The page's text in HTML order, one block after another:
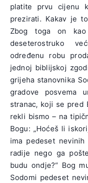
platite prvu cijenu
prezirati. Kakav je
Zbog toga on
deseterostruko
određenu robu
jednoj biblijskoj
grijeha stanovnika
gradove posvema
stranac, koji se pred
rekli bismo – na
Bogu: „Hoćeš li
ima pedeset
radije nego ga
budu ondje?“ Bog
Sodomi pedeset